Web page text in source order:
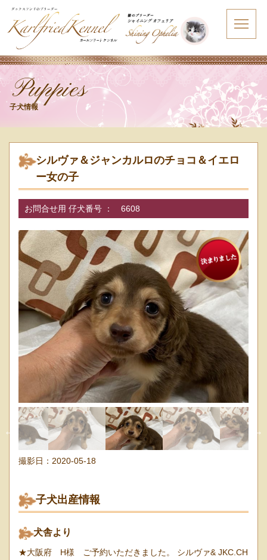
Puppies
子犬情報
シルヴァ＆ジャンカルロのチョコ＆イエロ
ー女の子
お問合せ用 仔犬番号 ： 6608
撮影日： 2020-05-18
子犬出産情報
犬舎より
★大阪府 H様 ご予約いただきました。 シルヴァ& JKC.CH